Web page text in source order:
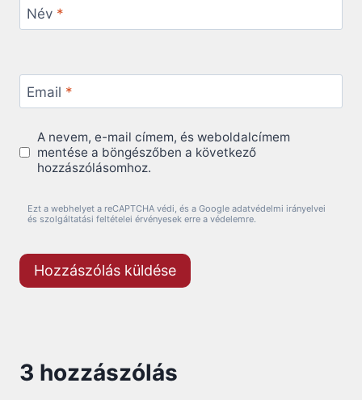
Név *
Email *
A nevem, e-mail címem, és weboldalcímem
mentése a böngészőben a következő
hozzászólásomhoz.
Ezt a webhelyet a reCAPTCHA védi, és a Google adatvédelmi irányelvei
és szolgáltatási feltételei érvényesek erre a védelemre.
3 hozzászólás